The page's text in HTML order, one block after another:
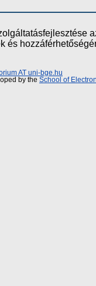
és
AT uni-bge.hu
by the School of